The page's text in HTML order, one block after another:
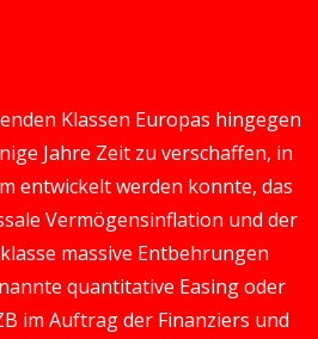
Klassen Europas hingegen
Jahre Zeit zu verschaffen, in
entwickelt werden konnte, das
Vermögensinflation und der
massive Entbehrungen
quantitative Easing oder
im Auftrag der Finanziers und